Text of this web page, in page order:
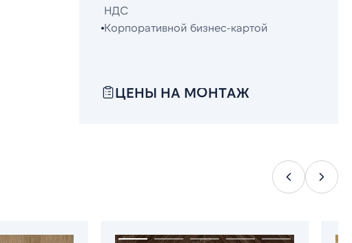
НДС
Корпоративной бизнес-картой
ЦЕНЫ НА МОНТАЖ